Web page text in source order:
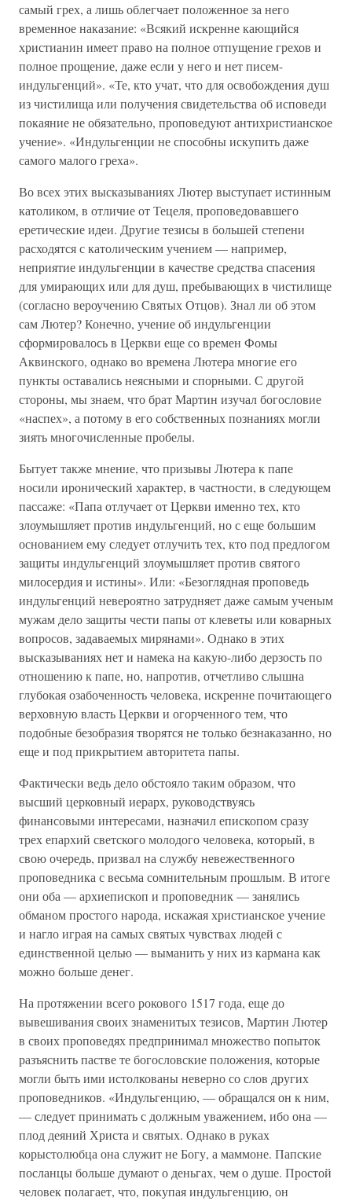
самый грех, а лишь облегчает положенное за него
временное наказание: «Всякий искренне кающийся
христианин имеет право на полное отпущение грехов и
полное прощение, даже если у него и нет писем-
индульгенций». «Те, кто учат, что для освобождения душ
из чистилища или получения свидетельства об исповеди
покаяние не обязательно, проповедуют антихристианское
учение». «Индульгенции не способны искупить даже
самого малого греха».
Во всех этих высказываниях Лютер выступает истинным
католиком, в отличие от Тецеля, проповедовавшего
еретические идеи. Другие тезисы в большей степени
расходятся с католическим учением — например,
неприятие индульгенции в качестве средства спасения
для умирающих или для душ, пребывающих в чистилище
(согласно вероучению Святых Отцов). Знал ли об этом
сам Лютер? Конечно, учение об индульгенции
сформировалось в Церкви еще со времен Фомы
Аквинского, однако во времена Лютера многие его
пункты оставались неясными и спорными. С другой
стороны, мы знаем, что брат Мартин изучал богословие
«наспех», а потому в его собственных познаниях могли
зиять многочисленные пробелы.
Бытует также мнение, что призывы Лютера к папе
носили иронический характер, в частности, в следующем
пассаже: «Папа отлучает от Церкви именно тех, кто
злоумышляет против индульгенций, но с еще большим
основанием ему следует отлучить тех, кто под предлогом
защиты индульгенций злоумышляет против святого
милосердия и истины». Или: «Безоглядная проповедь
индульгенций невероятно затрудняет даже самым ученым
мужам дело защиты чести папы от клеветы или коварных
вопросов, задаваемых мирянами». Однако в этих
высказываниях нет и намека на какую-либо дерзость по
отношению к папе, но, напротив, отчетливо слышна
глубокая озабоченность человека, искренне почитающего
верховную власть Церкви и огорченного тем, что
подобные безобразия творятся не только безнаказанно, но
еще и под прикрытием авторитета папы.
Фактически ведь дело обстояло таким образом, что
высший церковный иерарх, руководствуясь
финансовыми интересами, назначил епископом сразу
трех епархий светского молодого человека, который, в
свою очередь, призвал на службу невежественного
проповедника с весьма сомнительным прошлым. В итоге
они оба — архиепископ и проповедник — занялись
обманом простого народа, искажая христианское учение
и нагло играя на самых святых чувствах людей с
единственной целью — выманить у них из кармана как
можно больше денег.
На протяжении всего рокового 1517 года, еще до
вывешивания своих знаменитых тезисов, Мартин Лютер
в своих проповедях предпринимал множество попыток
разъяснить пастве те богословские положения, которые
могли быть ими истолкованы неверно со слов других
проповедников. «Индульгенцию, — обращался он к ним,
— следует принимать с должным уважением, ибо она —
плод деяний Христа и святых. Однако в руках
корыстолюбца она служит не Богу, а маммоне. Папские
посланцы больше думают о деньгах, чем о душе. Простой
человек полагает, что, покупая индульгенцию, он